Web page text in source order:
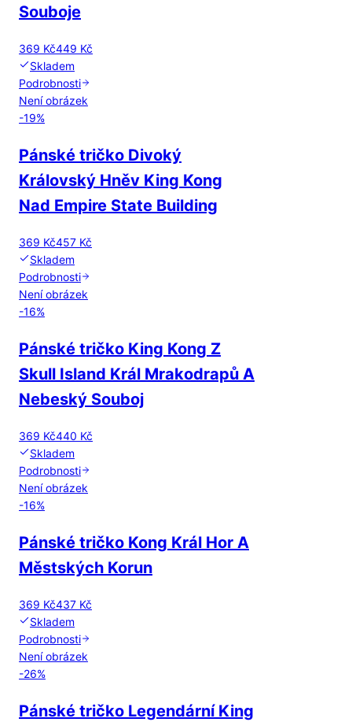
Souboje
369 Kč449 Kč
Skladem
Podrobnosti
Není obrázek
-19%
Pánské tričko Divoký
Královský Hněv King Kong
Nad Empire State Building
369 Kč457 Kč
Skladem
Podrobnosti
Není obrázek
-16%
Pánské tričko King Kong Z
Skull Island Král Mrakodrapů A
Nebeský Souboj
369 Kč440 Kč
Skladem
Podrobnosti
Není obrázek
-16%
Pánské tričko Kong Král Hor A
Městských Korun
369 Kč437 Kč
Skladem
Podrobnosti
Není obrázek
-26%
Pánské tričko Legendární King